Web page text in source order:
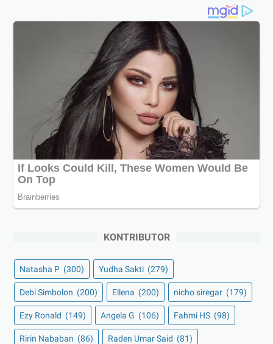
KONTRIBUTOR
Natasha P (300) Yudha Sakti (279)
Debi Simbolon (200) Ellena (200) nicho siregar (179)
Ezy Ronald (149) Angela G (106) Fahmi HS (98)
Ririn Nababan (86) Raden Umar Said (81)